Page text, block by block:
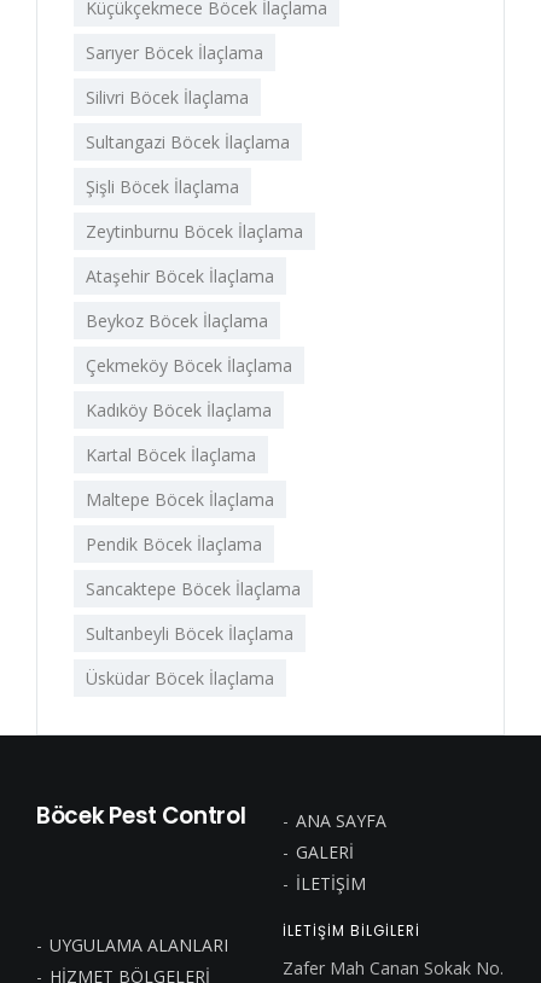
Küçükçekmece Böcek İlaçlama
Sarıyer Böcek İlaçlama
Silivri Böcek İlaçlama
Sultangazi Böcek İlaçlama
Şişli Böcek İlaçlama
Zeytinburnu Böcek İlaçlama
Ataşehir Böcek İlaçlama
Beykoz Böcek İlaçlama
Çekmeköy Böcek İlaçlama
Kadıköy Böcek İlaçlama
Kartal Böcek İlaçlama
Maltepe Böcek İlaçlama
Pendik Böcek İlaçlama
Sancaktepe Böcek İlaçlama
Sultanbeyli Böcek İlaçlama
Üsküdar Böcek İlaçlama
Böcek Pest Control
ANA SAYFA
GALERİ
İLETİŞİM
UYGULAMA ALANLARI
HİZMET BÖLGELERİ
ILETİŞİM BİLGİLERİ
Zafer Mah Canan Sokak No.